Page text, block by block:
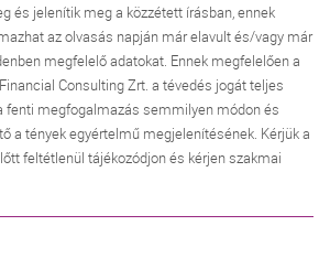
és jelenítik meg a közzétett írásban, ennek
az olvasás napján már elavult és/vagy már
megfelelő adatokat. Ennek megfelelően a
Consulting Zrt. a tévedés jogát teljes
fenti megfogalmazás semmilyen módon és
a tények egyértelmű megjelenítésének. Kérjük a
feltétlenül tájékozódjon és kérjen szakmai